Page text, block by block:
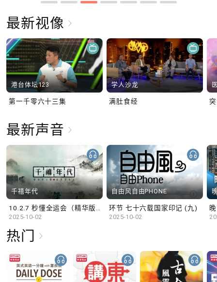
最新视像
港台体坛123
第一千零六十三集
学人沙龙
满肚食经
最新声音
千禧年代
2025-10-02
自由风自由PHONE
环节 七十六载国家印记 (九)
2025-10-02
热门